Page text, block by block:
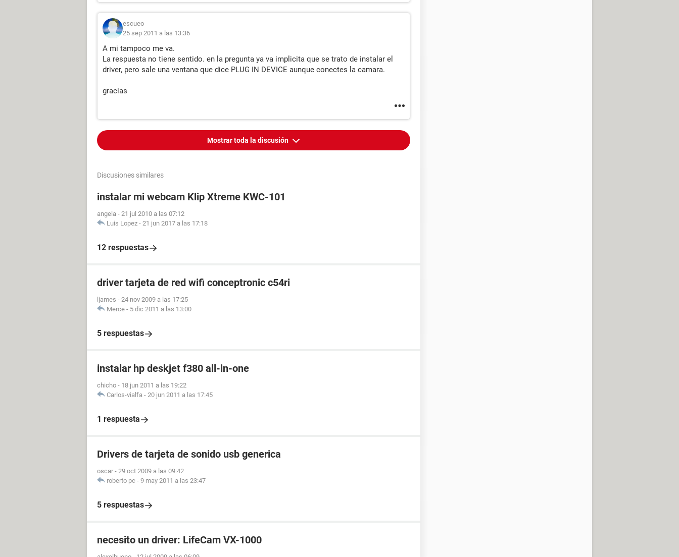
escueo
25 sep 2011 a las 13:36
A mi tampoco me va.
La respuesta no tiene sentido. en la pregunta ya va implicita que se trato de instalar el
driver, pero sale una ventana que dice PLUG IN DEVICE aunque conectes la camara.
gracias
Mostrar toda la discusión
Discusiones similares
instalar mi webcam Klip Xtreme KWC-101
angela - 21 jul 2010 a las 07:12
Luis Lopez - 21 jun 2017 a las 17:18
12 respuestas
driver tarjeta de red wifi conceptronic c54ri
ljames - 24 nov 2009 a las 17:25
Merce - 5 dic 2011 a las 13:00
5 respuestas
instalar hp deskjet f380 all-in-one
chicho - 18 jun 2011 a las 19:22
Carlos-vialfa - 20 jun 2011 a las 17:45
1 respuesta
Drivers de tarjeta de sonido usb generica
oscar - 29 oct 2009 a las 09:42
roberto pc - 9 may 2011 a las 23:47
5 respuestas
necesito un driver: LifeCam VX-1000